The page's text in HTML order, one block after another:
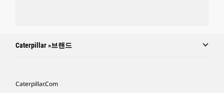
Caterpillar »브랜드
Caterpillar.com